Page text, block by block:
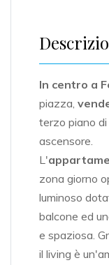
In centro a
piazza,
terzo piano
ascensore.
L'
zona giorno
luminoso
balcone ed
e spaziosa.
il living è